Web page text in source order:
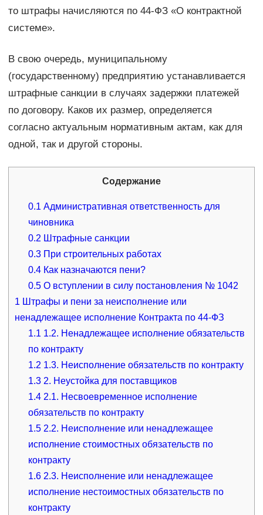
то штрафы начисляются по 44-ФЗ «О контрактной
системе».
В свою очередь, муниципальному
(государственному) предприятию устанавливается
штрафные санкции в случаях задержки платежей
по договору. Каков их размер, определяется
согласно актуальным нормативным актам, как для
одной, так и другой стороны.
Содержание
0.1 Административная ответственность для
чиновника
0.2 Штрафные санкции
0.3 При строительных работах
0.4 Как назначаются пени?
0.5 О вступлении в силу постановления № 1042
1 Штрафы и пени за неисполнение или
ненадлежащее исполнение Контракта по 44-ФЗ
1.1 1.2. Ненадлежащее исполнение обязательств
по контракту
1.2 1.3. Неисполнение обязательств по контракту
1.3 2. Неустойка для поставщиков
1.4 2.1. Несвоевременное исполнение
обязательств по контракту
1.5 2.2. Неисполнение или ненадлежащее
исполнение стоимостных обязательств по
контракту
1.6 2.3. Неисполнение или ненадлежащее
исполнение нестоимостных обязательств по
контракту